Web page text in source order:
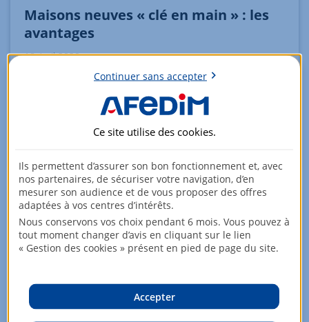
Maisons neuves « clé en main » : les
avantages
18 Avril 2020
De plus en plus de constructeurs de maisons
individuelles proposent des offres clé en main, formule
composée de la maison et du terrain sur lequel elle
l’opération présente plusieurs avantages pour
Continuer sans accepter
Ce site utilise des cookies.
Ils permettent d’assurer son bon fonctionnement et, avec
nos partenaires, de sécuriser votre navigation, d’en
mesurer son audience et de vous proposer des offres
adaptées à vos centres d’intérêts.
Nous conservons vos choix pendant 6 mois. Vous pouvez à
tout moment changer d’avis en cliquant sur le lien
« Gestion des cookies » présent en pied de page du site.
Accepter